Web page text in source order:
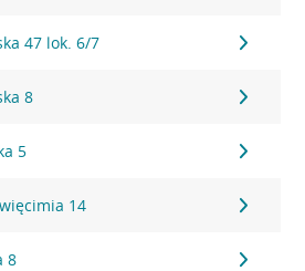
47 lok. 6/7
8
5
14
8